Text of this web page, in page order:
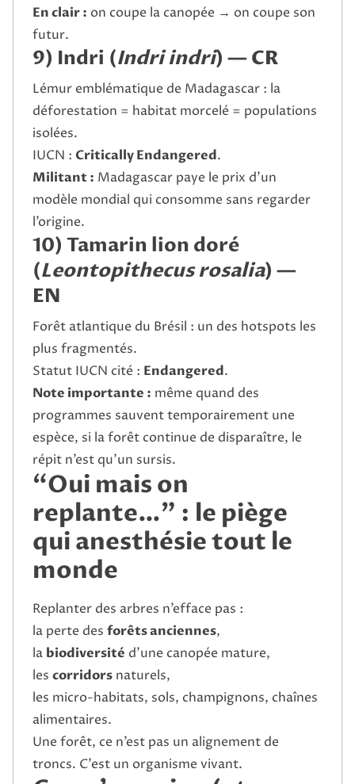
En clair : on coupe la canopée → on coupe son
futur.
9) Indri (Indri indri) — CR
Lémur emblématique de Madagascar : la
déforestation = habitat morcelé = populations
isolées.
IUCN : Critically Endangered.
Militant : Madagascar paye le prix d’un
modèle mondial qui consomme sans regarder
l’origine.
10) Tamarin lion doré
(Leontopithecus rosalia) —
EN
Forêt atlantique du Brésil : un des hotspots les
plus fragmentés.
Statut IUCN cité : Endangered.
Note importante : même quand des
programmes sauvent temporairement une
espèce, si la forêt continue de disparaître, le
répit n’est qu’un sursis.
“Oui mais on
replante…” : le piège
qui anesthésie tout le
monde
Replanter des arbres n’efface pas :
la perte des forêts anciennes,
la biodiversité d’une canopée mature,
les corridors naturels,
les micro-habitats, sols, champignons, chaînes
alimentaires.
Une forêt, ce n’est pas un alignement de
troncs. C’est un organisme vivant.